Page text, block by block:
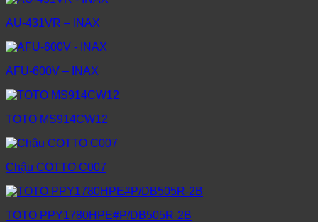
AU-431VR – INAX
AFU-600V – INAX
TOTO MS914CW12
Chậu COTTO C007
TOTO PPY1780HPE#P/DB505R-2B